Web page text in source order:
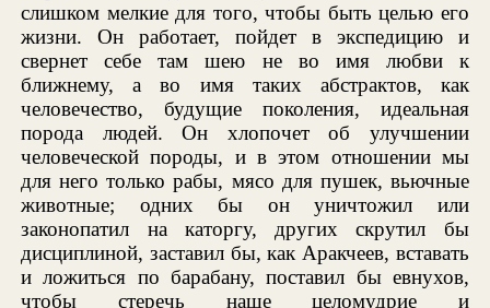
слишком мелкие для того, чтобы быть целью его
жизни. Он работает, пойдет в экспедицию и
свернет себе там шею не во имя любви к
ближнему, а во имя таких абстрактов, как
человечество, будущие поколения, идеальная
порода людей. Он хлопочет об улучшении
человеческой породы, и в этом отношении мы
для него только рабы, мясо для пушек, вьючные
животные; одних бы он уничтожил или
законопатил на каторгу, других скрутил бы
дисциплиной, заставил бы, как Аракчеев, вставать
и ложиться по барабану, поставил бы евнухов,
чтобы стеречь наше целомудрие и